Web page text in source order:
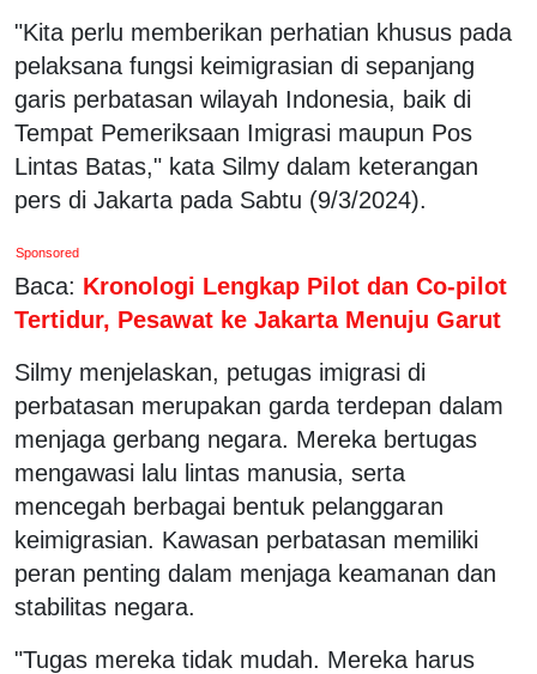
"Kita perlu memberikan perhatian khusus pada
pelaksana fungsi keimigrasian di sepanjang
garis perbatasan wilayah Indonesia, baik di
Tempat Pemeriksaan Imigrasi maupun Pos
Lintas Batas," kata Silmy dalam keterangan
pers di Jakarta pada Sabtu (9/3/2024).
Sponsored
Baca: Kronologi Lengkap Pilot dan Co-pilot
Tertidur, Pesawat ke Jakarta Menuju Garut
Silmy menjelaskan, petugas imigrasi di
perbatasan merupakan garda terdepan dalam
menjaga gerbang negara. Mereka bertugas
mengawasi lalu lintas manusia, serta
mencegah berbagai bentuk pelanggaran
keimigrasian. Kawasan perbatasan memiliki
peran penting dalam menjaga keamanan dan
stabilitas negara.
"Tugas mereka tidak mudah. Mereka harus